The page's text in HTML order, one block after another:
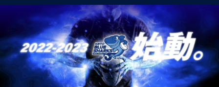
普及活動
第6戦ホストゲーム
青鮫祭り2026
第4戦ホストゲーム
第3戦ホストゲーム
チームの歴史
ホストのご案内
ファンクラブ
チケット
パートナー